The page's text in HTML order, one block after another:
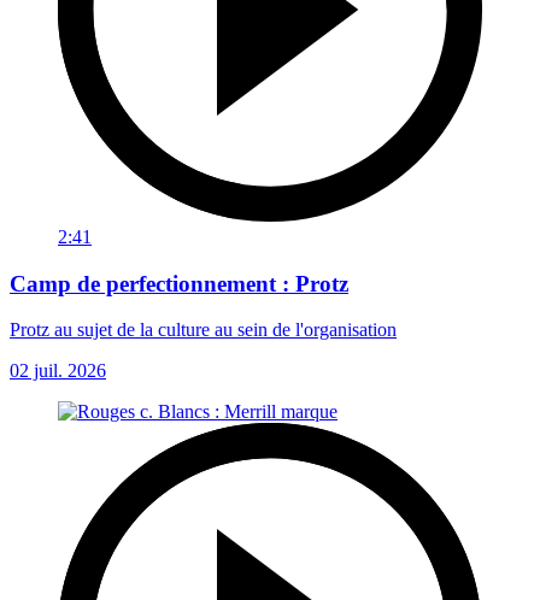
2:41
Camp de perfectionnement : Protz
Protz au sujet de la culture au sein de l'organisation
02 juil. 2026